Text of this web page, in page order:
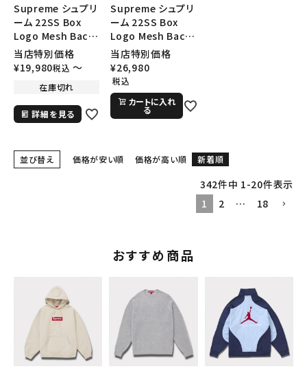
Supreme シュプリ
ーム 22SS Box
Logo Mesh Back
New Era Cap ボッ
クスロゴメッシュバ
ックニューエラキャ
ップ 帽子 イエロー
当店特別価格
¥19,980税込 〜
在庫切れ
詳細を見る
Supreme シュプリ
ーム 22SS Box
Logo Mesh Back
New Era Cap ボッ
クスロゴメッシュバ
ックニューエラキャ
ップ 帽子 ピンク
当店特別価格
¥26,980
税込
カートに入れ
る
並び替え 価格が安い順 価格が高い順 新着順
342件中 1-20件表示
1
2 … 18
おすすめ商品